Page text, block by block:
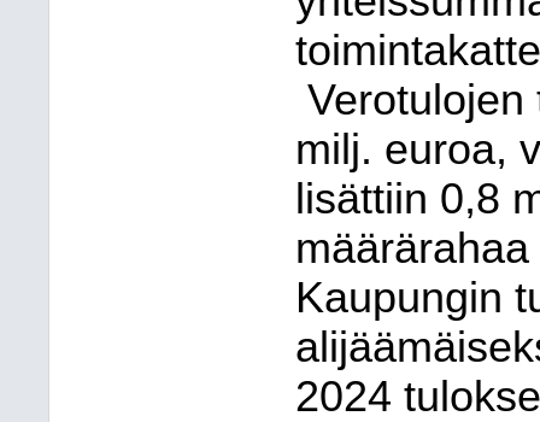
Verotulojen
milj. euroa,
lisättiin 0,8
Kaupungin
2024